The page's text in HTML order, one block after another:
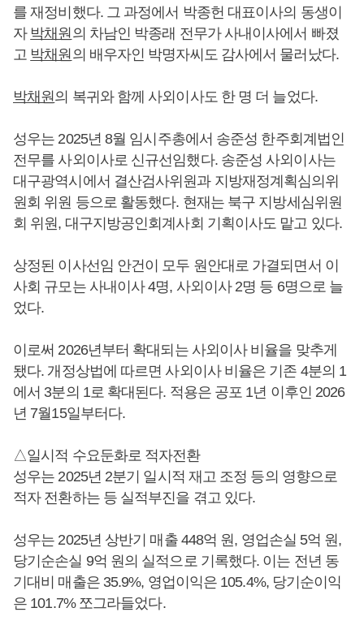
를 재정비했다. 그 과정에서 박종헌 대표이사의 동생이
자 박채원 의 차남인 박종래 전무가 사내이사에서 빠졌
고 박채원 의 배우자인 박명자씨도 감사에서 물러났다.
박채원의 복귀와 함께 사외이사도 한 명 더 늘었다.
성우는 2025년 8월 임시주총에서 송준성 한주회계법인
전무를 사외이사로 신규선임했다. 송준성 사외이사는
대구광역시에서 결산검사위원과 지방재정계획심의위
원회 위원 등으로 활동했다. 현재는 북구 지방세심위원
회 위원, 대구지방공인회계사회 기획이사도 맡고 있다.
상정된 이사선임 안건이 모두 원안대로 가결되면서 이
사회 규모는 사내이사 4명, 사외이사 2명 등 6명으로 늘
었다.
이로써 2026년부터 확대되는 사외이사 비율을 맞추게
됐다. 개정상법에 따르면 사외이사 비율은 기존 4분의 1
에서 3분의 1로 확대된다. 적용은 공포 1년 이후인 2026
년 7월15일부터다.
△일시적 수요둔화로 적자전환
성우는 2025년 2분기 일시적 재고 조정 등의 영향으로
적자 전환하는 등 실적부진을 겪고 있다.
성우는 2025년 상반기 매출 448억 원, 영업손실 5억 원,
당기순손실 9억 원의 실적으로 기록했다. 이는 전년 동
기대비 매출은 35.9%, 영업이익은 105.4%, 당기순이익
은 101.7% 쪼그라들었다.